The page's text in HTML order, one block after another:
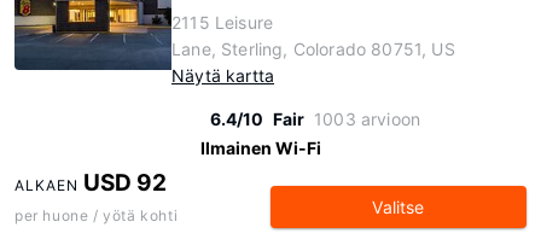
2115 Leisure
Lane, Sterling, Colorado 80751, US
Näytä kartta
6.4/10 Fair 1003 arvioon
Ilmainen Wi-Fi
ALKAEN USD 92
per huone / yötä kohti Valitse